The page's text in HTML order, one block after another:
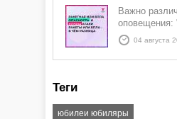
Важно
оповещения:
БПЛА
атаки
04 августа
Теги
юбилеи юбиляры